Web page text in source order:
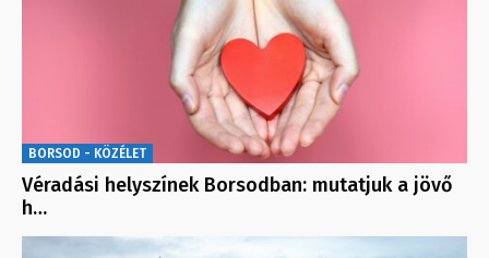
BORSOD - KÖZÉLET
Véradási helyszínek Borsodban: mutatjuk a jövő
h…